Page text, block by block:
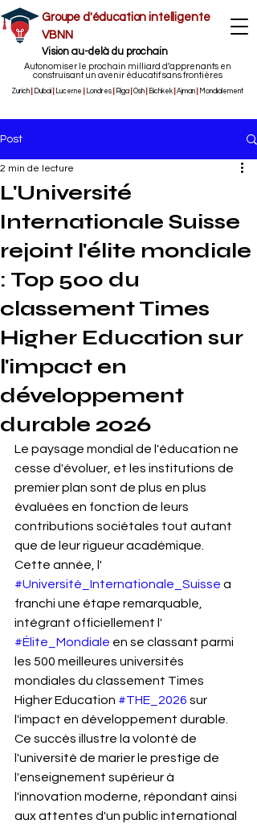
Groupe d'éducation intelligente
VBNN
Vision au-delà du prochain
Autonomiser le prochain milliard d’apprenants en
construisant un avenir éducatif sans frontières
Zurich Dubaï Lucerne Londres Riga Osh Bichkek Ajman Mondialement
Post
L'Université
Internationale Suisse
rejoint l'élite mondiale
: Top 500 du
classement Times
Higher Education sur
l'impact en
développement
durable 2026
2 min de lecture
Le paysage mondial de l'éducation ne
cesse d'évoluer, et les institutions de
premier plan sont de plus en plus
évaluées en fonction de leurs
contributions sociétales tout autant
que de leur rigueur académique.
Cette année, l'
#Université_Internationale_Suisse a
franchi une étape remarquable,
intégrant officiellement l'
#Élite_Mondiale en se classant parmi
les 500 meilleures universités
mondiales du classement Times
Higher Education #THE_2026 sur
l'impact en développement durable.
Ce succès illustre la volonté de
l'université de marier le prestige de
l'enseignement supérieur à
l'innovation moderne, répondant ainsi
aux attentes d'un public international